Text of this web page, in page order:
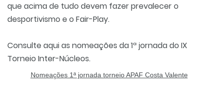
que acima de tudo devem fazer prevalecer o
desportivismo e o Fair-Play.
Consulte aqui as nomeações da 1ª jornada do IX
Torneio Inter-Núcleos.
Nomeações 1ª jornada torneio APAF Costa Valente